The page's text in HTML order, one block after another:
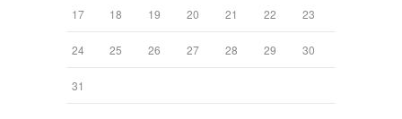
17 18 19 20 21 22 23
24 25 26 27 28 29 30
31